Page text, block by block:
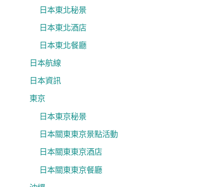
日本東北秘景
日本東北酒店
日本東北餐廳
日本航線
日本資訊
東京
日本東京秘景
日本關東東京景點活動
日本關東東京酒店
日本關東東京餐廳